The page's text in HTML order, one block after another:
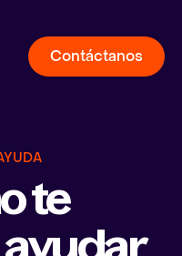
Contáctanos
te